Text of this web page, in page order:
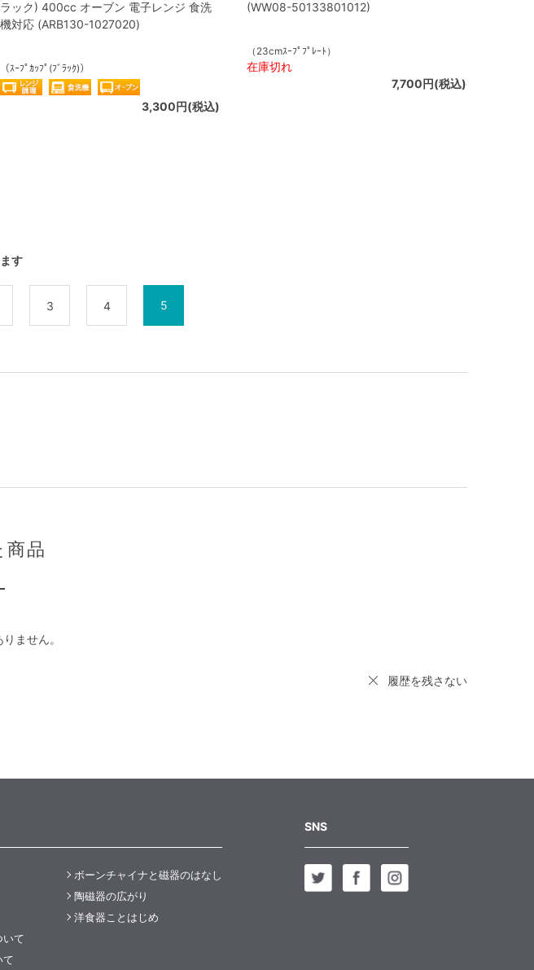
ラック) 400cc オーブン 電子レンジ 食洗
機対応 (ARB130-1027020)
（ｽｰﾌﾟｶｯﾌﾟ(ﾌﾞﾗｯｸ)）
3,300円(税込)
(WW08-50133801012)
（23cmｽｰﾌﾟﾌﾟﾚｰﾄ）
在庫切れ
7,700円(税込)
す
3 4 5
商品
ません。
履歴を残さない
いて
て
ボーンチャイナと磁器のはなし
陶磁器の広がり
洋食器ことはじめ
SNS